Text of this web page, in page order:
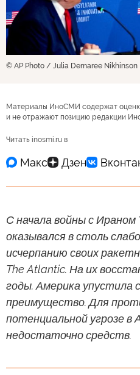
© AP Photo / Julia Demaree Nikhinson
Материалы ИноСМИ содержат
и не отражают позицию редакции
Читать inosmi.ru в
С начала войны с Ираном
оказывался в столь
исчерпанию своих
The Atlantic. На их
годы. Америка упустила
преимущество. Для
потенциальной угрозе в
недостаточно средств.